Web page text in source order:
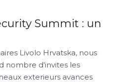
Summit : un
Livolo Hrvatska, nous
nombre d'invites les
exterieurs avances